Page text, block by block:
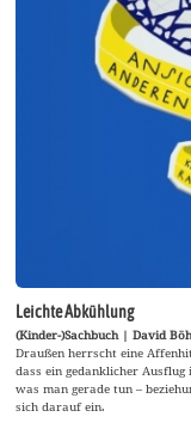
Leichte Abkühlung
(Kinder-)Sachbuch | David
Draußen herrscht eine
dass ein gedanklicher
was man gerade tun –
sich darauf ein.